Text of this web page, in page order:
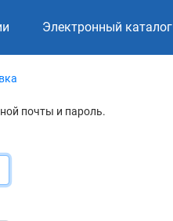
Электронный каталог
почты и пароль.